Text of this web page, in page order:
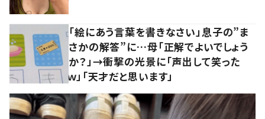
「絵にあう言葉を書きなさい」息子の”ま
さかの解答”に…母「正解でよいでしょう
か？」→衝撃の光景に「声出して笑った
ｗ」「天才だと思います」